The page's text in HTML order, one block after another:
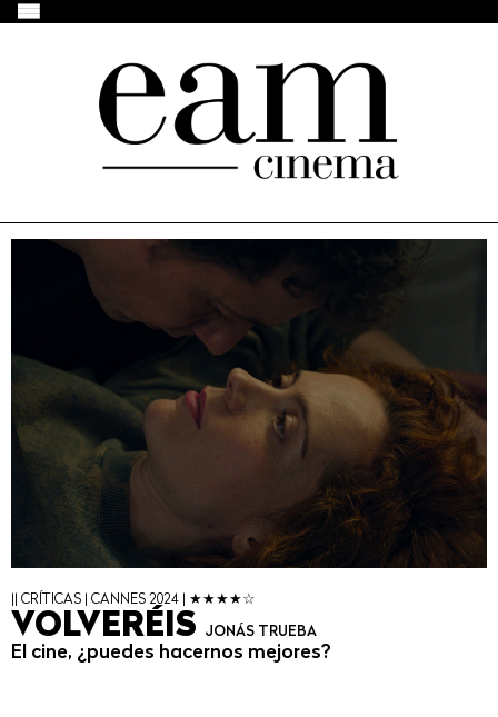
|| CRÍTICAS | CANNES 2024 | ★★★★☆
VOLVERÉIS JONÁS TRUEBA
El cine, ¿puedes hacernos mejores?